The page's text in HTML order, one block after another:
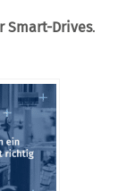
Smart-Drives.